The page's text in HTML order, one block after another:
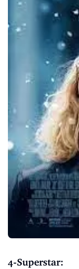
4-Superstar: